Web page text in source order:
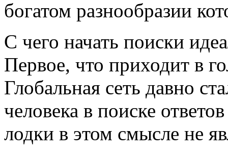
богатом разнообразии
С чего начать поиски
Первое, что приходит в
Глобальная сеть давно
человека в поиске
лодки в этом смысле не